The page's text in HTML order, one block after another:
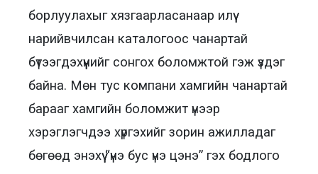
борлуулахыг хязгаарласанаар илүү
нарийвчилсан каталогоос чанартай
бүтээгдэхүүнийг сонгох боломжтой гэж үздэг
байна. Мөн тус компани хамгийн чанартай
барааг хамгийн боломжит үнээр
хэрэглэгчдээ хүргэхийг зорин ажилладаг
бөгөөд энэхүү “үнэ бус үнэ цэнэ” гэх бодлого